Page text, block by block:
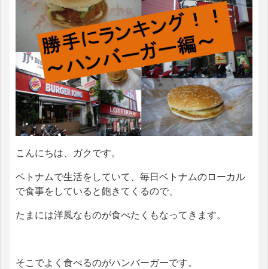
こんにちは、ガクです。
ベトナムで生活をしていて、毎日ベトナムのローカル
で食事をしていると飽きてくるので、
たまには洋風なものが食べたくもなってきます。
そこでよく食べるのがハンバーガーです。